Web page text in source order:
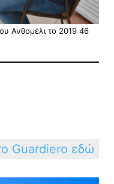
Ανθομέλι το 2019 46
Guardiero εδώ